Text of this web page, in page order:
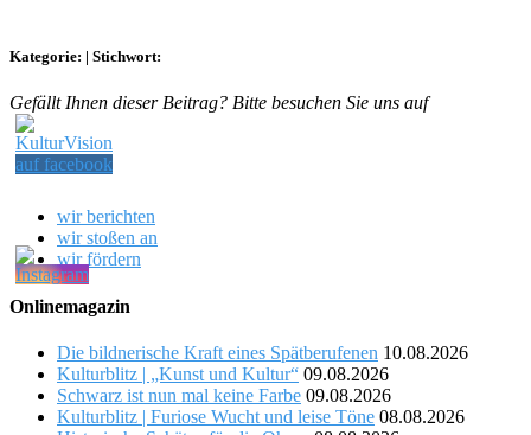
Kategorie: | Stichwort:
Gefällt Ihnen dieser Beitrag? Bitte besuchen Sie uns auf
wir berichten
wir stoßen an
wir fördern
Onlinemagazin
Die bildnerische Kraft eines Spätberufenen 10.08.2026
Kulturblitz | „Kunst und Kultur“ 09.08.2026
Schwarz ist nun mal keine Farbe 09.08.2026
Kulturblitz | Furiose Wucht und leise Töne 08.08.2026